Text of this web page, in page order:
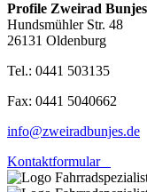
Profile Zweirad Bunjes
Hundsmühler Str. 48
26131 Oldenburg
Tel.: 0441 503135
Fax: 0441 5040662
info@zweiradbunjes.de
Kontaktformular